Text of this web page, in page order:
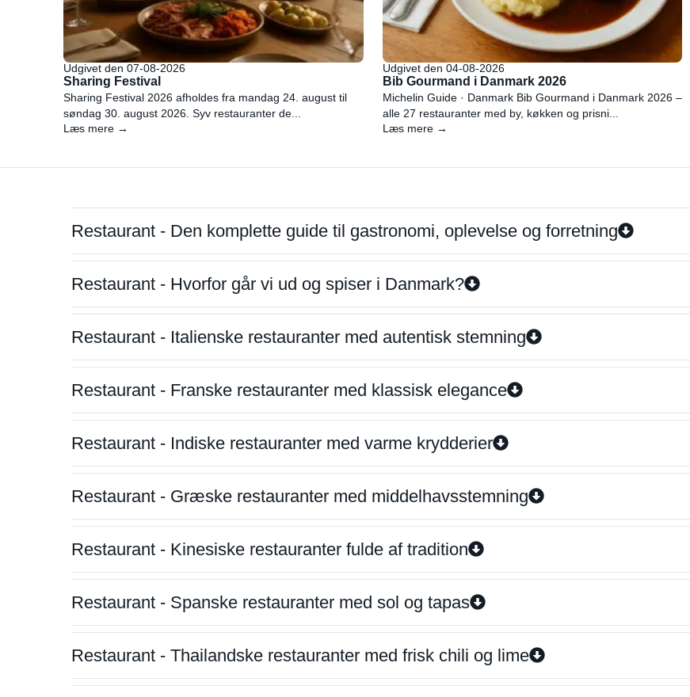
Udgivet den 07-08-2026
Sharing Festival
Sharing Festival 2026 afholdes fra mandag 24. august til
søndag 30. august 2026. Syv restauranter de...
Læs mere →
Udgivet den 04-08-2026
Bib Gourmand i Danmark 2026
Michelin Guide · Danmark Bib Gourmand i Danmark 2026 –
alle 27 restauranter med by, køkken og prisni...
Læs mere →
Restaurant - Den komplette guide til gastronomi, oplevelse og forretning
Restaurant - Hvorfor går vi ud og spiser i Danmark?
Restaurant - Italienske restauranter med autentisk stemning
Restaurant - Franske restauranter med klassisk elegance
Restaurant - Indiske restauranter med varme krydderier
Restaurant - Græske restauranter med middelhavsstemning
Restaurant - Kinesiske restauranter fulde af tradition
Restaurant - Spanske restauranter med sol og tapas
Restaurant - Thailandske restauranter med frisk chili og lime